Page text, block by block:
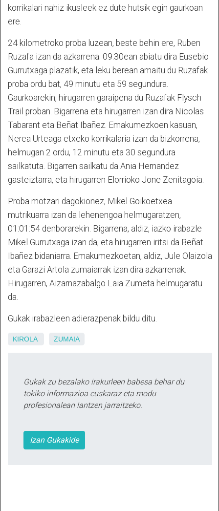
korrikalari nahiz ikusleek ez dute hutsik egin gaurkoan
ere.
24 kilometroko proba luzean, beste behin ere, Ruben
Ruzafa izan da azkarrena. 09:30ean abiatu dira Eusebio
Gurrutxaga plazatik, eta leku berean amaitu du Ruzafak
proba ordu bat, 49 minutu eta 59 segundura.
Gaurkoarekin, hirugarren garaipena du Ruzafak Flysch
Trail proban. Bigarrena eta hirugarren izan dira Nicolas
Tabarant eta Beñat Ibañez. Emakumezkoen kasuan,
Nerea Urteaga etxeko korrikalaria izan da bizkorrena,
helmugan 2 ordu, 12 minutu eta 30 segundura
sailkatuta. Bigarren sailkatu da Ania Hernandez
gasteiztarra, eta hirugarren Elorrioko Jone Zenitagoia.
Proba motzari dagokionez, Mikel Goikoetxea
mutrikuarra izan da lehenengoa helmugaratzen,
01:01:54 denborarekin. Bigarrena, aldiz, iazko irabazle
Mikel Gurrutxaga izan da, eta hirugarren iritsi da Beñat
Ibañez bidaniarra. Emakumezkoetan, aldiz, Jule Olaizola
eta Garazi Artola zumaiarrak izan dira azkarrenak.
Hirugarren, Aizarnazabalgo Laia Zumeta helmugaratu
da.
Gukak irabazleen adierazpenak bildu ditu.
KIROLA ZUMAIA
Gukak zu bezalako irakurleen babesa behar du
tokiko informazioa euskaraz eta modu
profesionalean lantzen jarraitzeko.
Izan Gukakide